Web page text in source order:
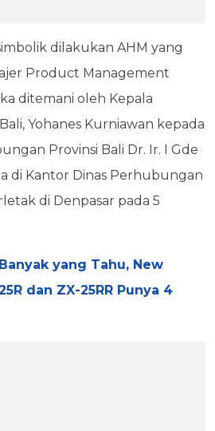
dilakukan AHM yang
Product Management
ditemani oleh Kepala
Yohanes Kurniawan kepada
Provinsi Bali Dr. Ir. I Gde
di Kantor Dinas Perhubungan
di Denpasar pada 5
yang Tahu, New
dan ZX-25RR Punya 4